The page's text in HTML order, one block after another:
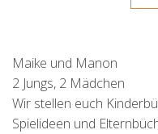
Maike und Manon
2 Jungs, 2 Mädchen
Wir stellen euch
Spielideen und